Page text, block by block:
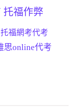
托福作弊
托福網考代考
思online代考